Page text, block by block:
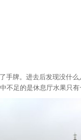
牌。进去后发现没什
足的是休息厅水果只有